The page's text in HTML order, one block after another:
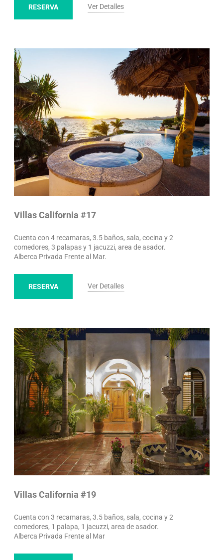
Ver Detalles
RESERVA
Villas California #17
Cuenta con 4 recamaras, 3.5 baños, sala, cocina y 2
comedores, 3 palapas y 1 jacuzzi, area de asador.
Alberca Privada Frente al Mar.
Ver Detalles
RESERVA
Villas California #19
Cuenta con 3 recamaras, 3.5 baños, sala, cocina y 2
comedores, 1 palapa, 1 jacuzzi, area de asador.
Alberca Privada Frente al Mar